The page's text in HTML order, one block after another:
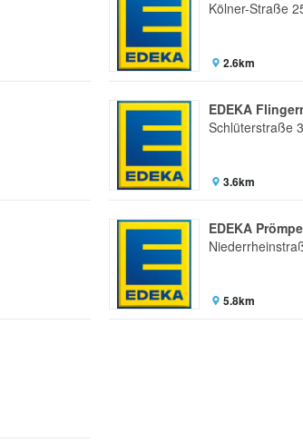
Kölner-Straße
2.6km
EDEKA
Schlüterstraße
3.6km
EDEKA
5.8km